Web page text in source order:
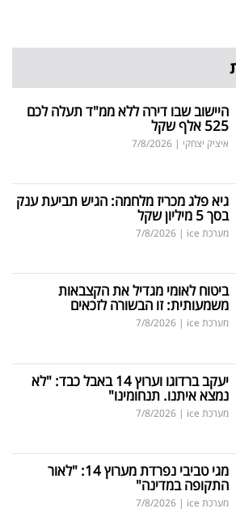
היישוב שבו דירה ללא ממ"ד תעלה לכם
525 אלף שקל
איציק יצחקי |
7/8/2026
גיא פלג מכריז מלחמה: הגיש תביעת ענק
בסך 5 מיליון שקל
מערכת ice |
7/8/2026
ביטוח לאומי מגדיל את הקצבאות
משמעותית: זו הבשורה לזכאים
מערכת ice |
7/8/2026
יעקב ברדוגו וערוץ 14 באבל כבד: "לא
נמצא איתנו. תנחומינו"
מערכת ice |
7/8/2026
מגי טביבי נפרדת מערוץ 14: "לאור
התקופה במדינה"
מערכת ice |
7/8/2026